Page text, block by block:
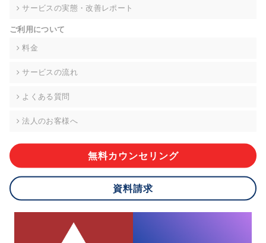
的な期間内に対応いたします。ただし、申請が本人確認が不可
により、ご希望に添えない場合があります。 なお、アクセスロ
グなどの個人情報以外の情報については、原則として開示等は
株式会社div 個人情報問合せ窓口
メールアドレス:privacy_policy@di-v.co.jp
ご本人様が当社に個人情報を提供されるかどうかは任意による
応ができない場合があります。
8.cookieにより取得・分析した情報とその利用について
当社は第三者が運営するデータ・マネジメント・プラットフォ
ームからcookieにより収集されたウェブの閲覧機歴及びその分
析結果を取得し、これをお客様の個人データと結びつけた上
サービスの実態・改善レポート
ご利用について
料金
サービスの流れ
よくある質問
法人のお客様へ
無料カウンセリング
資料請求